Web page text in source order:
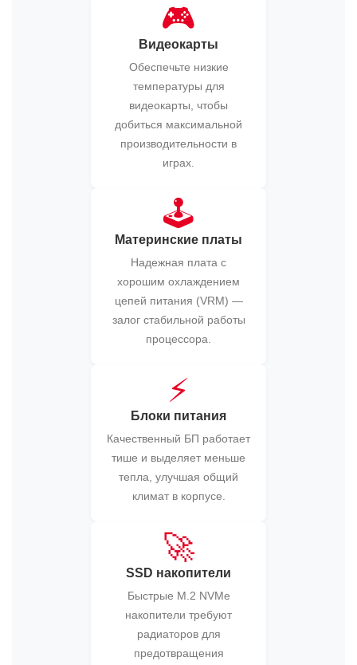
🎮
Видеокарты
Обеспечьте низкие
температуры для
видеокарты, чтобы
добиться максимальной
производительности в
играх.
🕹️
Материнские платы
Надежная плата с
хорошим охлаждением
цепей питания (VRM) —
залог стабильной работы
процессора.
⚡
Блоки питания
Качественный БП работает
тише и выделяет меньше
тепла, улучшая общий
климат в корпусе.
🚀
SSD накопители
Быстрые M.2 NVMe
накопители требуют
радиаторов для
предотвращения